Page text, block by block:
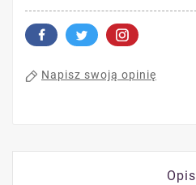
Napisz swoją opinię
Opis